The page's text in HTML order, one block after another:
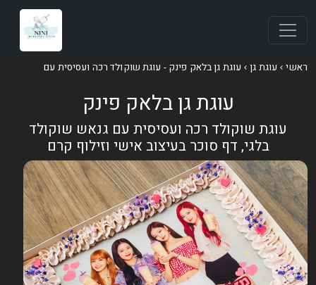
ראשי עוגת גן עוגת גן בלאק פינק - עוגת שוקולד רכה ועסיסית עם
עוגת גן בלאק פינק
עוגת שוקולד רכה ועסיסית עם גנאש שוקולד
בלגי, דף סוכר בעיצוב אישי וזילוף קרם